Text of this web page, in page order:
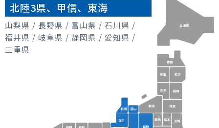
北陸3県、甲信、東海
山梨県 / 長野県 / 富山県 / 石川県 /
福井県 / 岐阜県 / 静岡県 / 愛知県 /
三重県